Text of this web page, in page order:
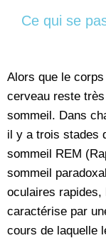
Ce qui se
Alors que le
cerveau reste
sommeil. Dans
il y a trois stades
sommeil REM
sommeil
oculaires rapides,
caractérise par
cours de laquelle